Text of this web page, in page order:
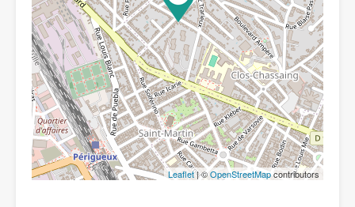
Leaflet| ©OpenStreetMapcontributors